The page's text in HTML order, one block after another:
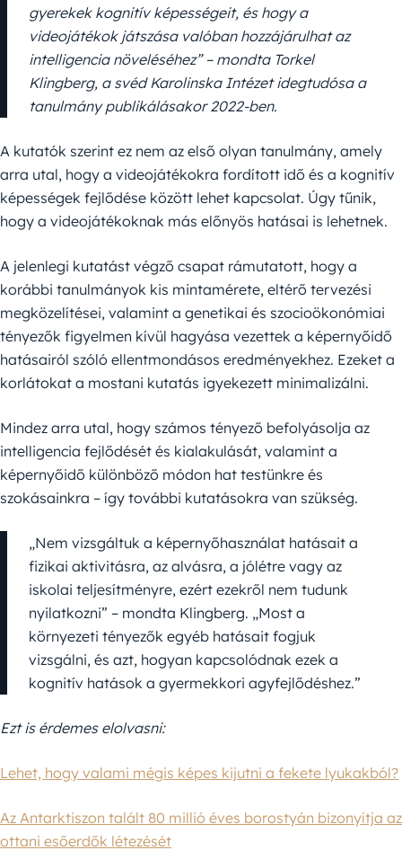
gyerekek kognitív képességeit, és hogy a
videojátékok játszása valóban hozzájárulhat az
intelligencia növeléséhez” – mondta Torkel
Klingberg, a svéd Karolinska Intézet idegtudósa a
tanulmány publikálásakor 2022-ben.
A kutatók szerint ez nem az első olyan tanulmány, amely
arra utal, hogy a videojátékokra fordított idő és a kognitív
képességek fejlődése között lehet kapcsolat. Úgy tűnik,
hogy a videojátékoknak más előnyös hatásai is lehetnek.
A jelenlegi kutatást végző csapat rámutatott, hogy a
korábbi tanulmányok kis mintamérete, eltérő tervezési
megközelítései, valamint a genetikai és szocioökonómiai
tényezők figyelmen kívül hagyása vezettek a képernyőidő
hatásairól szóló ellentmondásos eredményekhez. Ezeket a
korlátokat a mostani kutatás igyekezett minimalizálni.
Mindez arra utal, hogy számos tényező befolyásolja az
intelligencia fejlődését és kialakulását, valamint a
képernyőidő különböző módon hat testünkre és
szokásainkra – így további kutatásokra van szükség.
„Nem vizsgáltuk a képernyőhasználat hatásait a
fizikai aktivitásra, az alvásra, a jólétre vagy az
iskolai teljesítményre, ezért ezekről nem tudunk
nyilatkozni” – mondta Klingberg. „Most a
környezeti tényezők egyéb hatásait fogjuk
vizsgálni, és azt, hogyan kapcsolódnak ezek a
kognitív hatások a gyermekkori agyfejlődéshez.”
Ezt is érdemes elolvasni:
Lehet, hogy valami mégis képes kijutni a fekete lyukakból?
Az Antarktiszon talált 80 millió éves borostyán bizonyítja az
ottani esőerdők létezését